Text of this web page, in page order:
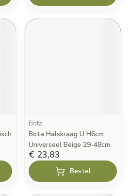
Bota
Bota Halskraag U H6cm
Universeel Beige 29-48cm
€ 23,83
Bestel